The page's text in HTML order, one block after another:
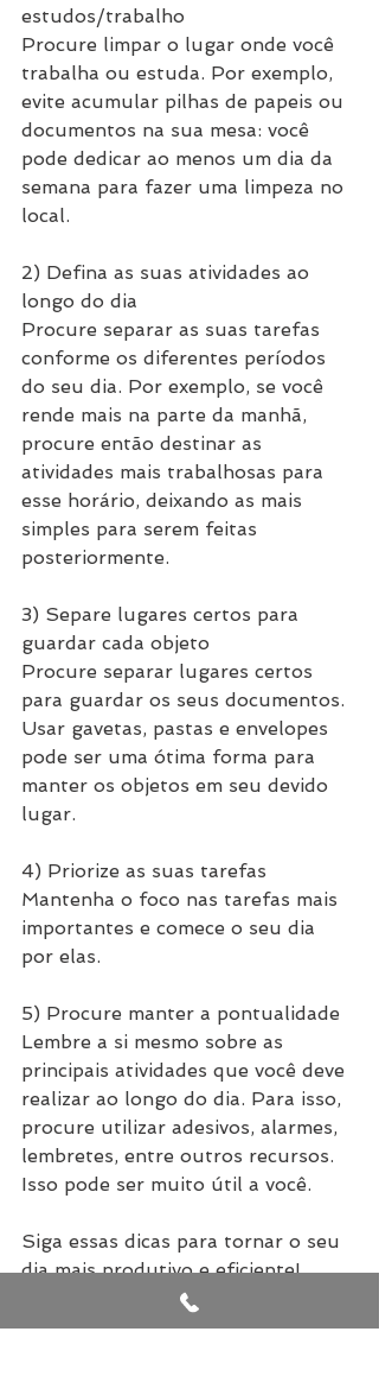
estudos/trabalho
Procure limpar o lugar onde você
trabalha ou estuda. Por exemplo,
evite acumular pilhas de papeis ou
documentos na sua mesa: você
pode dedicar ao menos um dia da
semana para fazer uma limpeza no
local.
2) Defina as suas atividades ao
longo do dia
Procure separar as suas tarefas
conforme os diferentes períodos
do seu dia. Por exemplo, se você
rende mais na parte da manhã,
procure então destinar as
atividades mais trabalhosas para
esse horário, deixando as mais
simples para serem feitas
posteriormente.
3) Separe lugares certos para
guardar cada objeto
Procure separar lugares certos
para guardar os seus documentos.
Usar gavetas, pastas e envelopes
pode ser uma ótima forma para
manter os objetos em seu devido
lugar.
4) Priorize as suas tarefas
Mantenha o foco nas tarefas mais
importantes e comece o seu dia
por elas.
5) Procure manter a pontualidade
Lembre a si mesmo sobre as
principais atividades que você deve
realizar ao longo do dia. Para isso,
procure utilizar adesivos, alarmes,
lembretes, entre outros recursos.
Isso pode ser muito útil a você.
Siga essas dicas para tornar o seu
dia mais produtivo e eficiente!
Por Universia Brasil